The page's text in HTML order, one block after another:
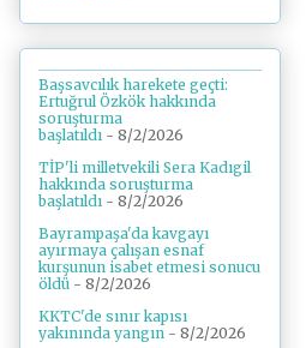
Başsavcılık harekete geçti:
Ertuğrul Özkök hakkında
soruşturma
başlatıldı - 8/2/2026
TİP'li milletvekili Sera Kadıgil
hakkında soruşturma
başlatıldı - 8/2/2026
Bayrampaşa'da kavgayı
ayırmaya çalışan esnaf
kurşunun isabet etmesi sonucu
öldü - 8/2/2026
KKTC'de sınır kapısı
yakınında yangın - 8/2/2026